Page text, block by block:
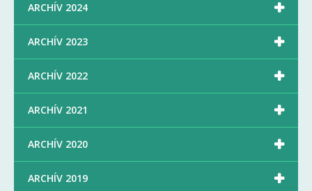
ARCHÍV 2024 
ARCHÍV 2023 
ARCHÍV 2022 
ARCHÍV 2021 
ARCHÍV 2020 
ARCHÍV 2019 